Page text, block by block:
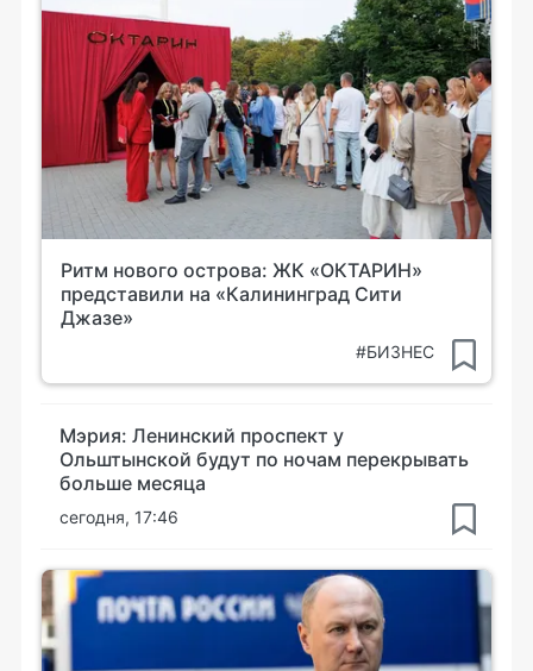
Ритм нового острова: ЖК «ОКТАРИН»
представили на «Калининград Сити
Джазе»
#БИЗНЕС
Мэрия: Ленинский проспект у
Ольштынской будут по ночам перекрывать
больше месяца
сегодня, 17:46